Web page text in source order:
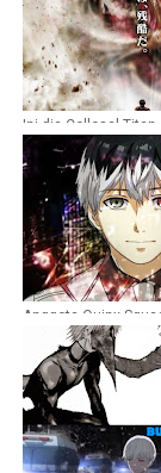
Ini dia Collosal Titan
Attack on Titan
Anggota Quinx
Ghoul Season 3